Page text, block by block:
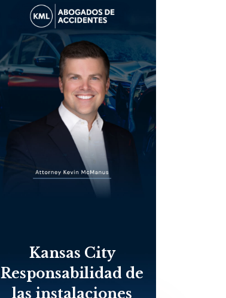
Kansas City
Responsabilidad de
las instalaciones